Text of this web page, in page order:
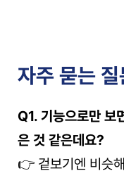
자주 묻는
Q1. 기능으로만 보
은 것 같은데요?
👉 겉보기엔 비슷